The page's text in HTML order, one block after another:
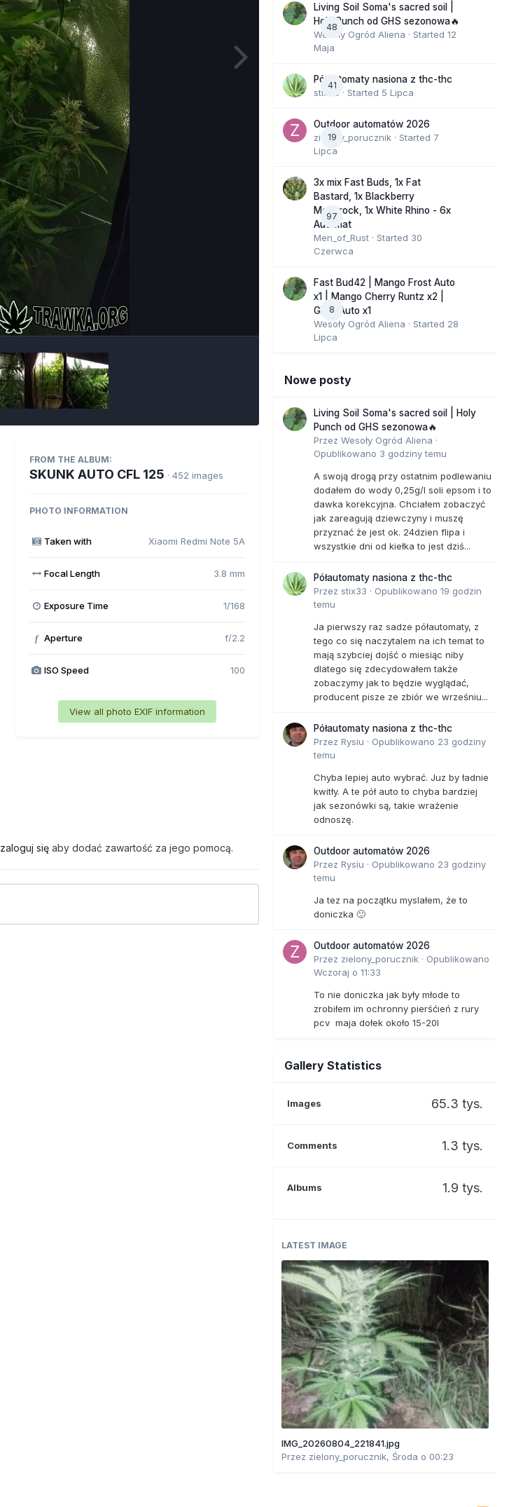
FROM THE ALBUM:
SKUNK AUTO CFL 125 · 452 images
PHOTO INFORMATION
Taken with Xiaomi Redmi Note 5A
Focal Length 3.8 mm
Exposure Time 1/168
f Aperture f/2.2
ISO Speed 100
View all photo EXIF information
zaloguj się aby dodać zawartość za jego pomocą.
48
Living Soil Soma's sacred soil |
Holy Punch od GHS sezonowa🔥
Wesoły Ogród Aliena · Started 12
Maja
41
Półautomaty nasiona z thc-thc
stix33 · Started 5 Lipca
19
Outdoor automatów 2026
zielony_porucznik · Started 7
Lipca
97
3x mix Fast Buds, 1x Fat
Bastard, 1x Blackberry
Moonrock, 1x White Rhino - 6x
Automat
Men_of_Rust · Started 30
Czerwca
8
Fast Bud42 | Mango Frost Auto
x1 | Mango Cherry Runtz x2 |
GMO Auto x1
Wesoły Ogród Aliena · Started 28
Lipca
Nowe posty
Living Soil Soma's sacred soil | Holy
Punch od GHS sezonowa🔥
Przez Wesoły Ogród Aliena ·
Opublikowano 3 godziny temu
A swoją drogą przy ostatnim podlewaniu
dodałem do wody 0,25g/l soli epsom i to
dawka korekcyjna. Chciałem zobaczyć
jak zareagują dziewczyny i muszę
przyznać że jest ok. 24dzien flipa i
wszystkie dni od kiełka to jest dziś...
Półautomaty nasiona z thc-thc
Przez stix33 · Opublikowano 19 godzin
temu
Ja pierwszy raz sadze półautomaty, z
tego co się naczytalem na ich temat to
mają szybciej dojść o miesiąc niby
dlatego się zdecydowałem także
zobaczymy jak to będzie wyglądać,
producent pisze ze zbiór we wrześniu...
Półautomaty nasiona z thc-thc
Przez Rysiu · Opublikowano 23 godziny
temu
Chyba lepiej auto wybrać. Juz by ładnie
kwitły. A te pół auto to chyba bardziej
jak sezonówki są, takie wrażenie
odnoszę.
Outdoor automatów 2026
Przez Rysiu · Opublikowano 23 godziny
temu
Ja tez na początku myslałem, że to
doniczka 🙂
Outdoor automatów 2026
Przez zielony_porucznik · Opublikowano
Wczoraj o 11:33
To nie doniczka jak były młode to
zrobiłem im ochronny pierśćień z rury
pcv maja dołek około 15-20l
Gallery Statistics
Images 65.3 tys.
Comments 1.3 tys.
Albums 1.9 tys.
LATEST IMAGE
IMG_20260804_221841.jpg
Przez zielony_porucznik, Środa o 00:23